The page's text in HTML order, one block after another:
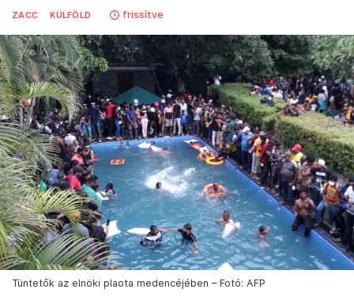
ZACC KÜLFÖLD frissítve
Tüntetők az elnöki plaota medencéjében – Fotó: AFP